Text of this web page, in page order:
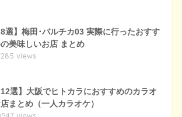
8選】梅田･バルチカ03 実際に行ったおすす
美味しいお店 まとめ
views
12選】大阪でヒトカラにおすすめのカラオ
まとめ（一人カラオケ）